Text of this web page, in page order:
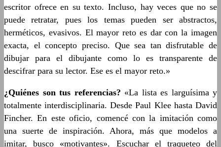
escritor ofrece en su texto. Incluso, hay veces que no se
puede retratar, pues los temas pueden ser abstractos,
herméticos, evasivos. El mayor reto es dar con la imagen
exacta, el concepto preciso. Que sea tan disfrutable de
dibujar para el dibujante como lo es transparente de
descifrar para su lector. Ese es el mayor reto.»
¿Quiénes son tus referencias? «La lista es larguísima y
totalmente interdisciplinaria. Desde Paul Klee hasta David
Fincher. En este oficio, comencé con la imitación como
una suerte de inspiración. Ahora, más que modelos a
imitar, busco «motivantes». Escuchar el traqueteo del